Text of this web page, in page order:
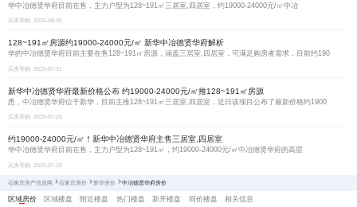
华中冶德贤华府目前在售，主力户型为128~191㎡三居室,四居室，约19000-24000元/㎡中冶
买房导购 2025-08-05
128~191㎡房源约19000-24000元/㎡ 新华中冶德贤华府解析
华的中冶德贤华府目前主要在售128~191㎡房源，涵盖三居室,四居室，可满足购房者需求，目前约190
买房导购 2025-07-31
新华中冶德贤华府最新价格公布 约19000-24000元/㎡推128~191㎡房源
悉，中冶德贤华府位于新华，目前主推128~191㎡三居室,四居室，近日该项目公布了最新价格约1900
买房导购 2025-07-25
约19000-24000元/㎡！新华中冶德贤华府主售三居室,四居室
华中冶德贤华府目前在售，主力户型为128~191㎡，约19000-24000元/㎡中冶德贤华府的高层
买房导购 2025-07-10
石家庄房产信息网 石家庄房价 新华房价 中冶德贤华府房价
区域房价 区域楼盘 附近楼盘 热门楼盘 新开楼盘 同价楼盘 相关信息